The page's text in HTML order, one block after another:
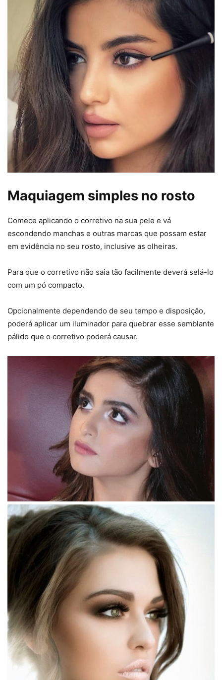
Maquiagem simples no rosto
Comece aplicando o corretivo na sua pele e vá
escondendo manchas e outras marcas que possam estar
em evidência no seu rosto, inclusive as olheiras.
Para que o corretivo não saia tão facilmente deverá selá-lo
com um pó compacto.
Opcionalmente dependendo de seu tempo e disposição,
poderá aplicar um iluminador para quebrar esse semblante
pálido que o corretivo poderá causar.